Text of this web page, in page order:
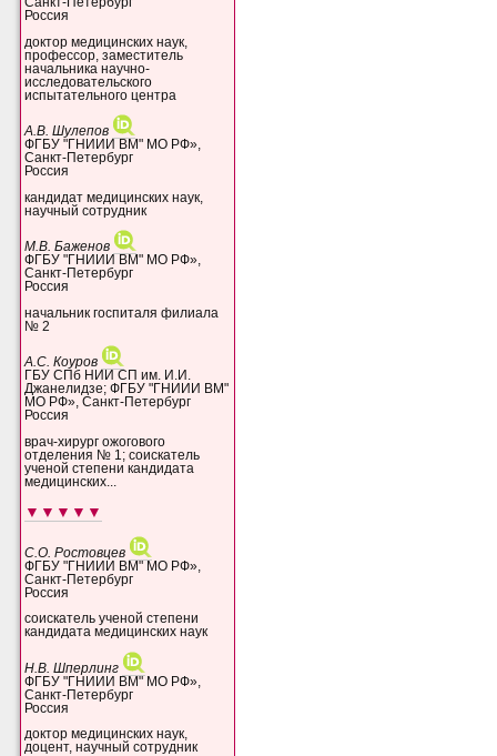
Россия
доктор медицинских наук,
профессор, заместитель
начальника научно-
исследовательского
испытательного центра
А.В. Шулепов
ФГБУ "ГНИИИ ВМ" МО РФ»,
Санкт-Петербург
Россия
кандидат медицинских наук,
научный сотрудник
М.В. Баженов
ФГБУ "ГНИИИ ВМ" МО РФ»,
Санкт-Петербург
Россия
начальник госпиталя филиала
№ 2
А.С. Коуров
ГБУ СПб НИИ СП им. И.И.
Джанелидзе; ФГБУ "ГНИИИ ВМ"
МО РФ», Санкт-Петербург
Россия
врач-хирург ожогового
отделения № 1; соискатель
ученой степени кандидата
медицинских...
▼▼▼▼▼
С.О. Ростовцев
ФГБУ "ГНИИИ ВМ" МО РФ»,
Санкт-Петербург
Россия
соискатель ученой степени
кандидата медицинских наук
Н.В. Шперлинг
ФГБУ "ГНИИИ ВМ" МО РФ»,
Санкт-Петербург
Россия
доктор медицинских наук,
доцент, научный сотрудник